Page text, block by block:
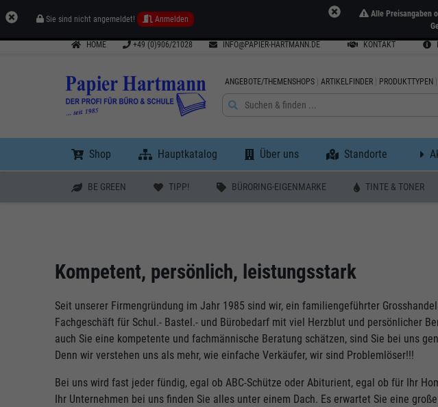
HOME +49 (0)906/21028 INFO@PAPIER-HARTMANN.DE KONTAKT
ANGEBOTE/THEMENSHOPS ARTIKELFINDER PRODUKTTYPEN
Shop Hauptkatalog Über uns Standorte
BE GREEN TIPP! BÜRORING-EIGENMARKE TINTE & TONER
Kompetent, persönlich, leistungsstark
Seit unserer Firmengründung im Jahr 1985 sind wir, ein familiengeführter
Fachgeschäft für Schul.- Bastel.- und Bürobedarf mit viel Herzblut und persönlicher
auch Sie eine kompetente und fachmännische Beratung schätzen, sind Sie bei uns
Denn wir verstehen uns als mehr, wie einfache Verkäufer, wir sind Problemlöser!!!
Bei uns wird fast jeder fündig, egal ob ABC-Schütze oder Abiturient, egal ob für Ihr
Ihr Unternehmen bei uns finden Sie alles unter einem Dach. Es erwartet Sie eine
Sie sind nicht angemeldet! Anmelden
Alle Preisangaben